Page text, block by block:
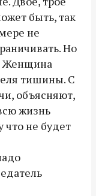
быть, так
не
Но
Женщина
тишины. С
объясняют,
жизнь
что не будет